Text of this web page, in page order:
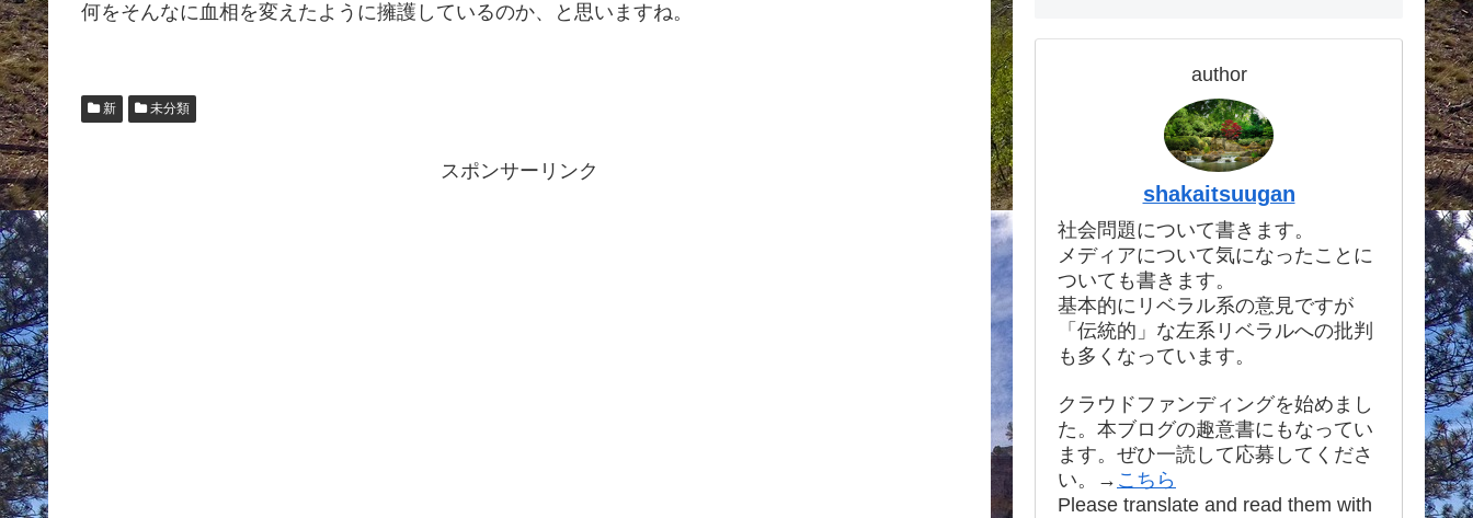
何をそんなに血相を変えたように擁護しているのか、と思いますね。
新 未分類
スポンサーリンク
author
shakaitsuugan
社会問題について書きます。
メディアについて気になったことに
ついても書きます。
基本的にリベラル系の意見ですが
「伝統的」な左系リベラルへの批判
も多くなっています。
クラウドファンディングを始めまし
た。本ブログの趣意書にもなってい
ます。ぜひ一読して応募してくださ
い。→ こちら
Please translate and read them with